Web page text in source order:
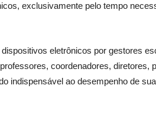
exclusivamente pelo tempo
eletrônicos por gestores
coordenadores, diretores,
indispensável ao desempenho de